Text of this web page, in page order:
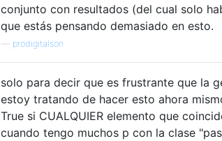
conjunto con resultados (del cual solo
que estás pensando demasiado en esto.
prodigitalson
solo para decir que es frustrante que la
estoy tratando de hacer esto ahora
True si CUALQUIER elemento que
cuando tengo muchos p con la clase